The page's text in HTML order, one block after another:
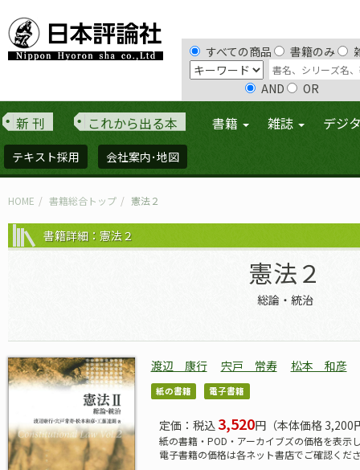
すべての商品 書籍のみ
AND OR
新 刊 これから出る本 書籍 雑誌 デジ
テキスト採用 会社案内･地図
HOME 書籍総合トップ 憲法２
書籍詳細：憲法２
憲法２
総論・統治
渡辺 康行 宍戸 常寿 松本 和彦
紙の書籍 電子書籍
定価：税込 3,520円（本体価格 3,200
紙の書籍・POD・アーカイブズの価格を表示
電子書籍の価格は各ネット書店でご確認くだ